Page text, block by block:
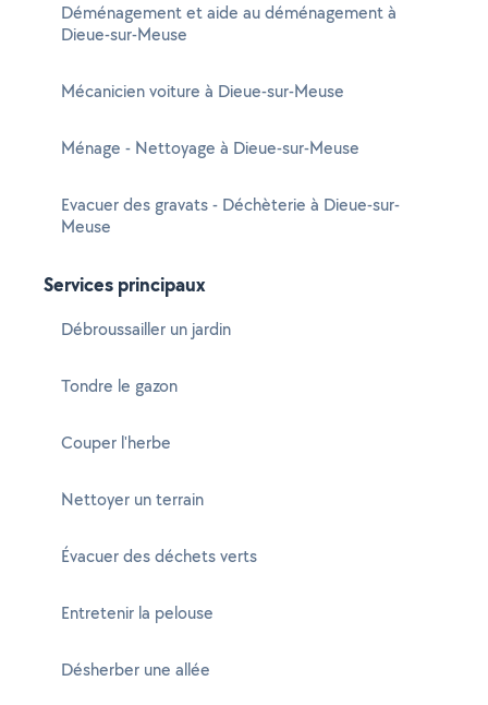
Déménagement et aide au déménagement à
Dieue-sur-Meuse
Mécanicien voiture à Dieue-sur-Meuse
Ménage - Nettoyage à Dieue-sur-Meuse
Evacuer des gravats - Déchèterie à Dieue-sur-
Meuse
Services principaux
Débroussailler un jardin
Tondre le gazon
Couper l'herbe
Nettoyer un terrain
Évacuer des déchets verts
Entretenir la pelouse
Désherber une allée